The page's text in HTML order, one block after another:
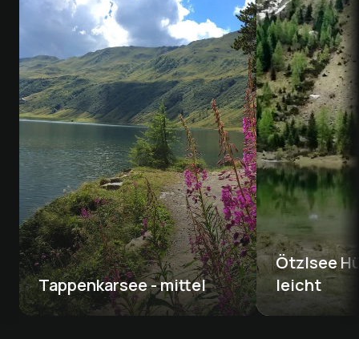
Tappenkarsee - mittel
Ötzlsee
leicht